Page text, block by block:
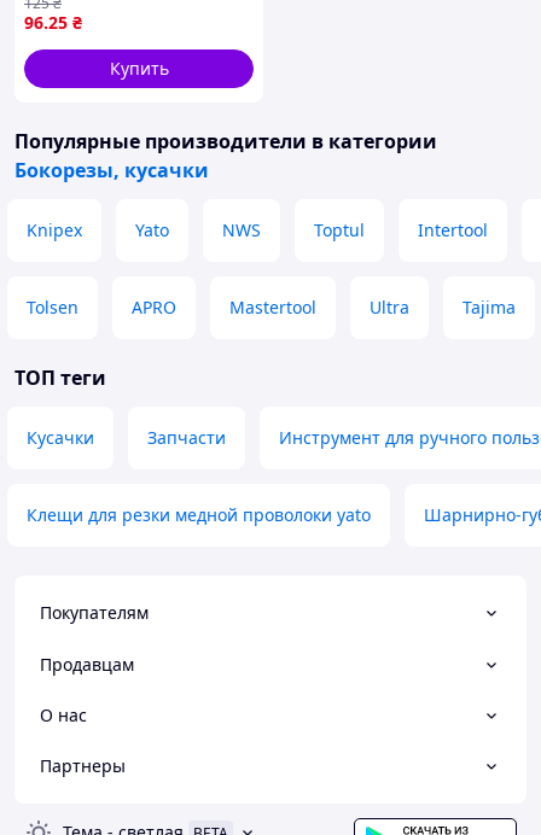
96.25 ₴
Купить
Популярные производители в категории
Бокорезы, кусачки
Knipex Yato NWS Toptul Intertool
Tolsen APRO Mastertool Ultra Tajima
ТОП теги
Кусачки Запчасти Инструмент для ручного
Клещи для резки медной проволоки yato Шарнирно-
Покупателям
Продавцам
О нас
Партнеры